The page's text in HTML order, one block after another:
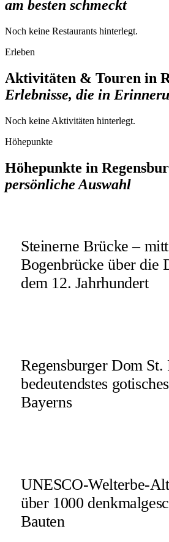
am besten schmeckt
Noch keine Restaurants hinterlegt.
Erleben
Aktivitäten & Touren in
Erlebnisse, die in
Noch keine Aktivitäten hinterlegt.
Höhepunkte
Höhepunkte in
persönliche Auswahl
Steinerne Brücke –
Bogenbrücke über die
dem 12. Jahrhundert
Regensburger Dom St.
bedeutendstes
Bayerns
UNESCO-Welterbe-
über 1000
Bauten